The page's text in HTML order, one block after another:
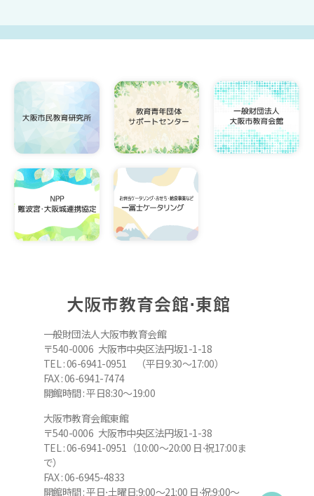
大阪市教育会館⋅東館
一般財団法人大阪市教育会館
〒540-0006 大阪市中央区法円坂1-1-18
TEL : 06-6941-0951 （平日9:30～17:00）
FAX : 06-6941-7474
開館時間 : 平日8:30～19:00
大阪市教育会館東館
〒540-0006 大阪市中央区法円坂1-1-38
TEL : 06-6941-0951（10:00～20:00 日⋅祝17:00ま
で）
FAX : 06-6945-4833
開館時間 : 平日⋅土曜日:9:00～21:00 日⋅祝:9:00～